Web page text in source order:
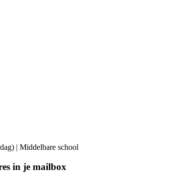
| Middelbare school
in je mailbox